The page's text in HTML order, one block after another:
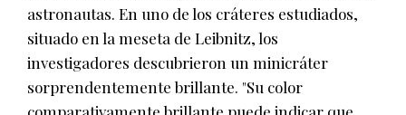
astronautas. En uno de los cráteres estudiados,
situado en la meseta de Leibnitz, los
investigadores descubrieron un minicráter
sorprendentemente brillante. "Su color